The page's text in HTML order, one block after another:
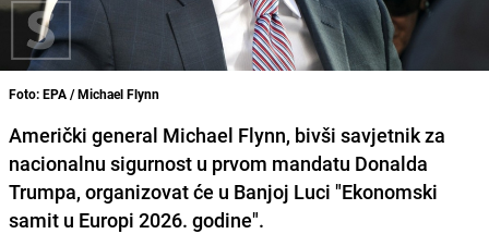
Foto: EPA / Michael Flynn
Američki general Michael Flynn, bivši savjetnik za
nacionalnu sigurnost u prvom mandatu Donalda
Trumpa, organizovat će u Banjoj Luci "Ekonomski
samit u Europi 2026. godine".